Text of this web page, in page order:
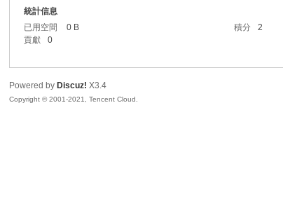
統計信息
已用空間
0 B 積分 2
貢獻
0
Powered by Discuz! X3.4
Copyright © 2001-2021, Tencent Cloud.